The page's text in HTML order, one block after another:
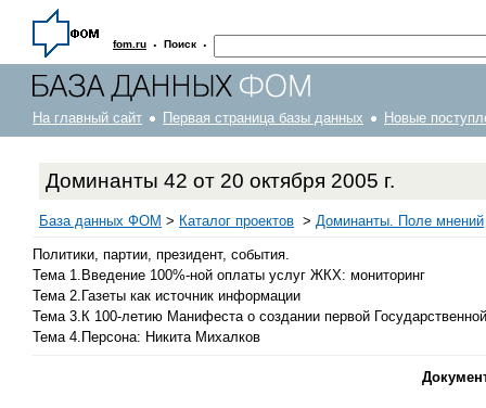
fom.ru · Поиск ·
На главный сайт Первая страница базы данных Новые
Доминанты 42 от 20 октября 2005 г.
База данных ФОМ > Каталог проектов > Доминанты. Поле мнений
Политики, партии, президент, события.
Тема 1.Введение 100%-ной оплаты услуг ЖКХ: мониторинг
Тема 2.Газеты как источник информации
Тема 3.К 100-летию Манифеста о создании первой
Тема 4.Персона: Никита Михалков